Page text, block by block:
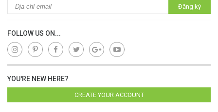
Đăng ký
FOLLOW US ON...
YOU'RE NEW HERE?
CREATE YOUR ACCOUNT